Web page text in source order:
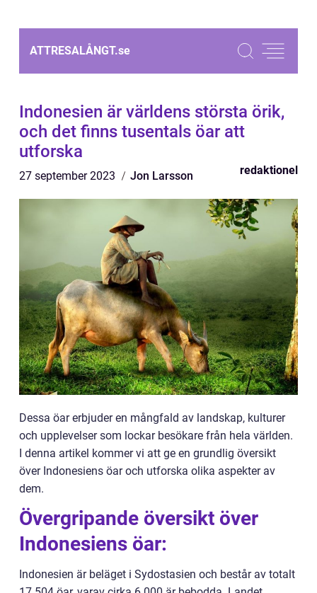
ATTRESALÅNGT.se
Indonesien är världens största örik,
och det finns tusentals öar att
utforska
27 september 2023 Jon Larsson redaktionel
Dessa öar erbjuder en mångfald av landskap, kulturer
och upplevelser som lockar besökare från hela världen.
I denna artikel kommer vi att ge en grundlig översikt
över Indonesiens öar och utforska olika aspekter av
dem.
Övergripande översikt över
Indonesiens öar:
Indonesien är beläget i Sydostasien och består av totalt